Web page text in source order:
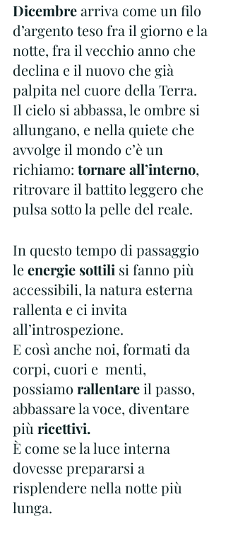
Dicembre arriva come un filo
d’argento teso fra il giorno e la
notte, fra il vecchio anno che
declina e il nuovo che già
palpita nel cuore della Terra.
Il cielo si abbassa, le ombre si
allungano, e nella quiete che
avvolge il mondo c’è un
richiamo: tornare all’interno,
ritrovare il battito leggero che
pulsa sotto la pelle del reale.
In questo tempo di passaggio
le energie sottili si fanno più
accessibili, la natura esterna
rallenta e ci invita
all’introspezione.
E così anche noi, formati da
corpi, cuori e  menti,
possiamo rallentare il passo,
abbassare la voce, diventare
più ricettivi.
È come se la luce interna
dovesse prepararsi a
risplendere nella notte più
lunga.